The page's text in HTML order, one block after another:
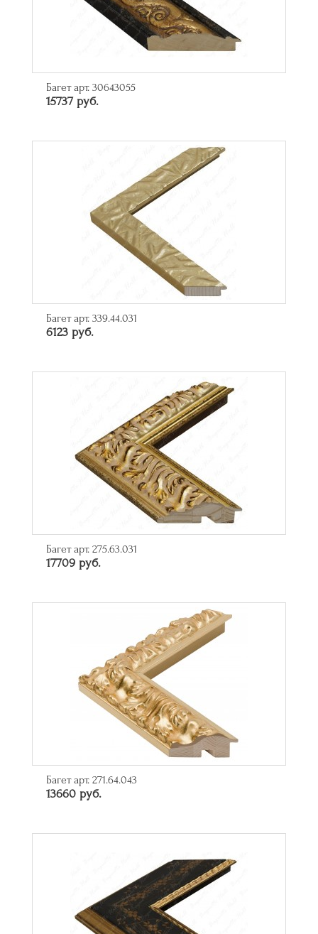
Багет арт. 30643055
15737 руб.
Багет арт. 339.44.031
6123 руб.
Багет арт. 275.63.031
17709 руб.
Багет арт. 271.64.043
13660 руб.